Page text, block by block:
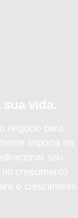
vida.
negócio para
importa na
seu
crescimento
o crescimento